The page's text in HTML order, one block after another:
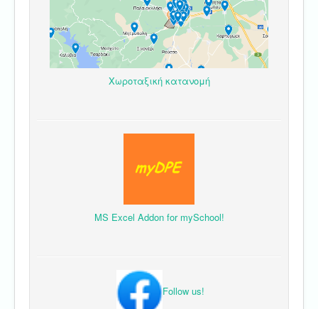
Χωροταξική κατανομή
MS Excel Addon for mySchool!
Follow us!